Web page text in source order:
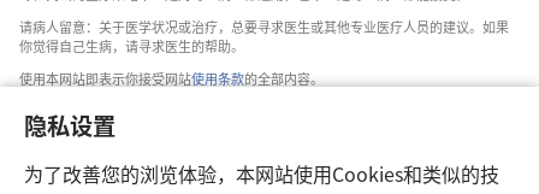
隐私设置
为了改善您的浏览体验，本网站使用Cookies和类似的技
请病人留意：关于医学状况或治疗，总要寻求医生或其他专业医疗人员的建议。如果
你觉得自己生病，请寻求医生的帮助。
使用本网站即表示你接受网站使用条款的全部内容。